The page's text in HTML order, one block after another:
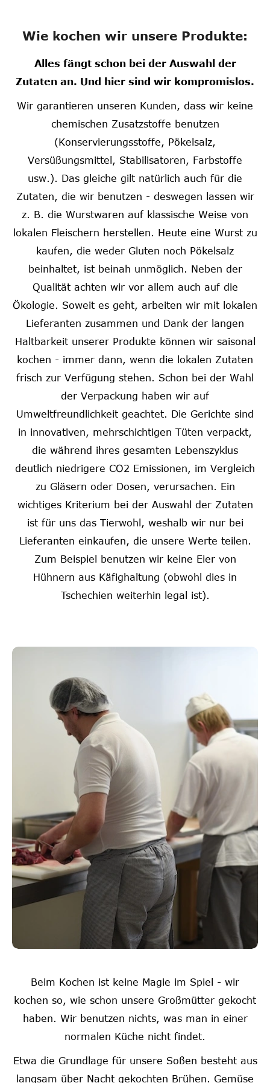
Wie kochen wir unsere Produkte:
Alles fängt schon bei der Auswahl der
Zutaten an. Und hier sind wir kompromislos.
Wir garantieren unseren Kunden, dass wir keine
chemischen Zusatzstoffe benutzen
(Konservierungsstoffe, Pökelsalz,
Versüßungsmittel, Stabilisatoren, Farbstoffe
usw.). Das gleiche gilt natürlich auch für die
Zutaten, die wir benutzen - deswegen lassen wir
z. B. die Wurstwaren auf klassische Weise von
lokalen Fleischern herstellen. Heute eine Wurst zu
kaufen, die weder Gluten noch Pökelsalz
beinhaltet, ist beinah unmöglich. Neben der
Qualität achten wir vor allem auch auf die
Ökologie. Soweit es geht, arbeiten wir mit lokalen
Lieferanten zusammen und Dank der langen
Haltbarkeit unserer Produkte können wir saisonal
kochen - immer dann, wenn die lokalen Zutaten
frisch zur Verfügung stehen. Schon bei der Wahl
der Verpackung haben wir auf
Umweltfreundlichkeit geachtet. Die Gerichte sind
in innovativen, mehrschichtigen Tüten verpackt,
die während ihres gesamten Lebenszyklus
deutlich niedrigere CO2 Emissionen, im Vergleich
zu Gläsern oder Dosen, verursachen. Ein
wichtiges Kriterium bei der Auswahl der Zutaten
ist für uns das Tierwohl, weshalb wir nur bei
Lieferanten einkaufen, die unsere Werte teilen.
Zum Beispiel benutzen wir keine Eier von
Hühnern aus Käfighaltung (obwohl dies in
Tschechien weiterhin legal ist).
Beim Kochen ist keine Magie im Spiel - wir
kochen so, wie schon unsere Großmütter gekocht
haben. Wir benutzen nichts, was man in einer
normalen Küche nicht findet.
Etwa die Grundlage für unsere Soßen besteht aus
langsam über Nacht gekochten Brühen. Gemüse